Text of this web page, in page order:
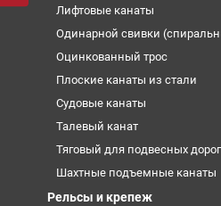
Лифтовые канаты
Одинарной свивки
Оцинкованный трос
Плоские канаты из стали
Судовые канаты
Талевый канат
Тяговый для подвесных дорог
Шахтные подъемные канаты
Рельсы и крепеж